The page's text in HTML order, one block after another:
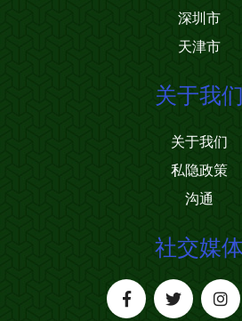
深圳市
天津市
关于我们
关于我们
私隐政策
沟通
社交媒体